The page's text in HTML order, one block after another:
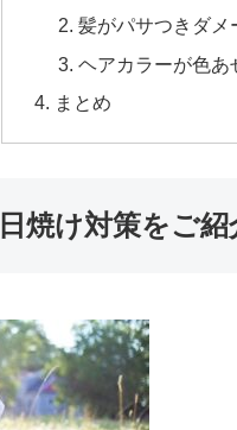
髪がパサつきダメ
ヘアカラーが色あ
まとめ
焼け対策をご紹